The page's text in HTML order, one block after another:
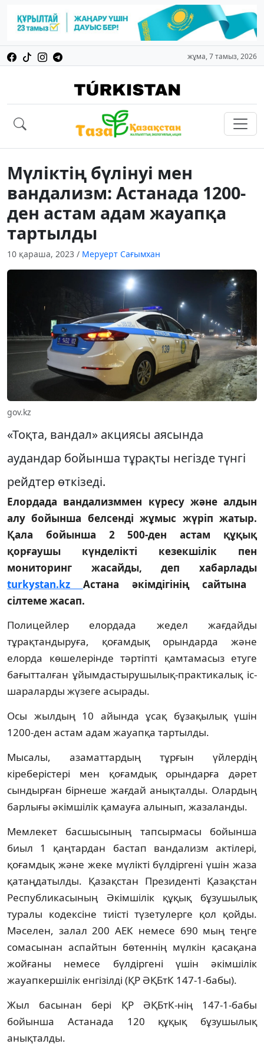
жұма, 7 тамыз, 2026
Мүліктің бүлінуі мен
вандализм: Астанада 1200-
ден астам адам жауапқа
тартылды
10 қараша, 2023 / Меруерт Сағымхан
gov.kz
«Тоқта, вандал» акциясы аясында
аудандар бойынша тұрақты негізде түнгі
рейдтер өткізеді.
Елордада вандализммен күресу және алдын
алу бойынша белсенді жұмыс жүріп жатыр.
Қала бойынша 2 500-ден астам құқық
қорғаушы күнделікті кезекшілік пен
мониторинг жасайды, деп хабарлады
turkystan.kz Астана әкімдігінің сайтына
сілтеме жасап.
Полицейлер елордада жедел жағдайды
тұрақтандыруға, қоғамдық орындарда және
елорда көшелерінде тәртіпті қамтамасыз етуге
бағытталған ұйымдастырушылық-практикалық іс-
шараларды жүзеге асырады.
Осы жылдың 10 айында ұсақ бұзақылық үшін
1200-ден астам адам жауапқа тартылды.
Мысалы, азаматтардың тұрғын үйлердің
кіреберістері мен қоғамдық орындарға дәрет
сындырған бірнеше жағдай анықталды. Олардың
барлығы әкімшілік қамауға алынып, жазаланды.
Мемлекет басшысының тапсырмасы бойынша
биыл 1 қаңтардан бастап вандализм актілері,
қоғамдық және жеке мүлікті бүлдіргені үшін жаза
қатаңдатылды. Қазақстан Президенті Қазақстан
Республикасының Әкімшілік құқық бұзушылық
туралы кодексіне тиісті түзетулерге қол қойды.
Мәселен, залал 200 АЕК немесе 690 мың теңге
сомасынан аспайтын бөтеннің мүлкін қасақана
жойғаны немесе бүлдіргені үшін әкімшілік
жауапкершілік енгізілді (ҚР ӘҚБтК 147-1-бабы).
Жыл басынан бері ҚР ӘҚБтК-нің 147-1-бабы
бойынша Астанада 120 құқық бұзушылық
анықталды.